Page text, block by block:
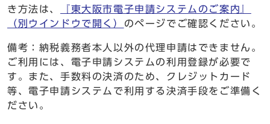
き方法は、
『東大阪市電子申請システムのご案内』
（別ウインドウで開く） のページでご確認ください。
備考：納税義務者本人以外の代理申請はできません。
ご利用には、電子申請システムの利用登録が必要で
す。また、手数料の決済のため、クレジットカード
等、電子申請システムで利用する決済手段をご準備く
ださい。